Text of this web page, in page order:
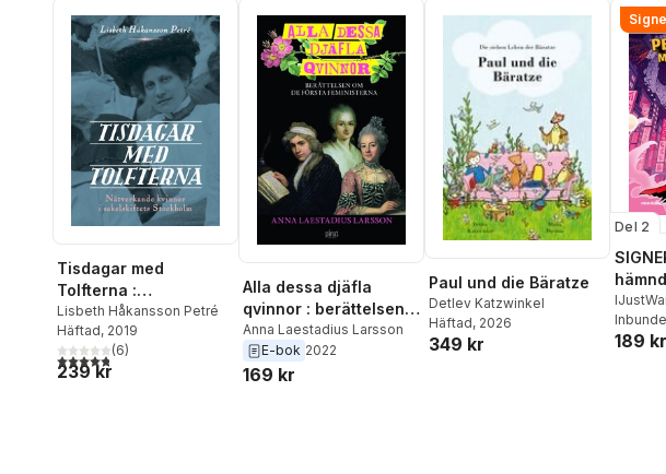
Tisdagar med
Tolfterna :
nätverkande kvinnor i
sekelskiftets
Stockholm
Lisbeth Håkansson Petré
Häftad, 2019
4,8utav 5 stjärnor. Totalt antal röster:
(6)
239 kr
Alla dessa djäfla
qvinnor : berättelsen
om de första
feministerna
Anna Laestadius Larsson
E-bok 2022
169 kr
Paul und die Bäratze
Detlev Katzwinkel
Häftad, 2026
349 kr
Del 2
hämnd
Beer ,
189 kr